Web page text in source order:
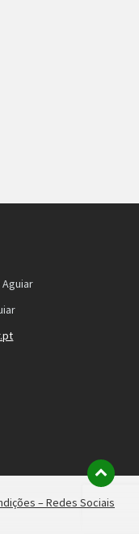
– Redes Sociais